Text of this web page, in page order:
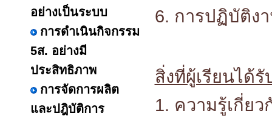
อย่างเป็นระบบ
การดำเนินกิจกรรม
5ส. อย่างมี
ประสิทธิภาพ
การจัดการผลิต
และปฎิบัติการ
6. การปฏิบัติง
สิ่งที่ผู้เรียนได้รั
1. ความรู้เกี่ยว